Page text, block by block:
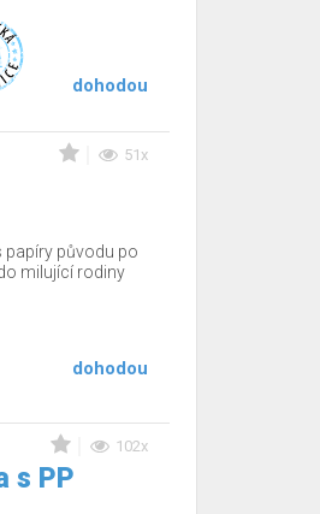
dohodou
51x
papíry původu po
milující rodiny
dohodou
102x
s PP